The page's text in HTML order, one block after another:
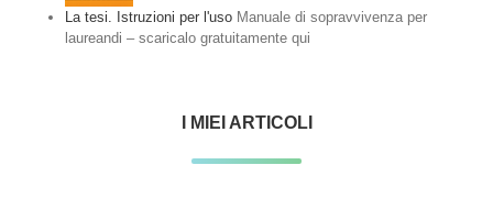
La tesi. Istruzioni per l'uso Manuale di sopravvivenza per
laureandi – scaricalo gratuitamente qui
I MIEI ARTICOLI